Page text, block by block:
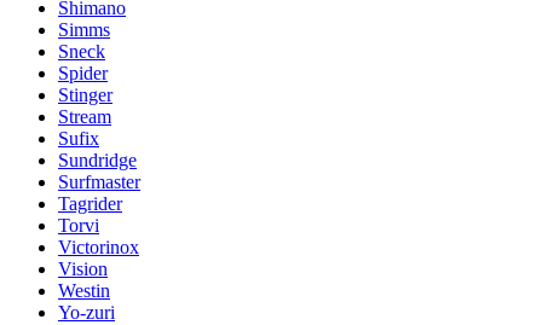
Shimano
Simms
Sneck
Spider
Stinger
Stream
Sufix
Sundridge
Surfmaster
Tagrider
Torvi
Victorinox
Vision
Westin
Yo-zuri